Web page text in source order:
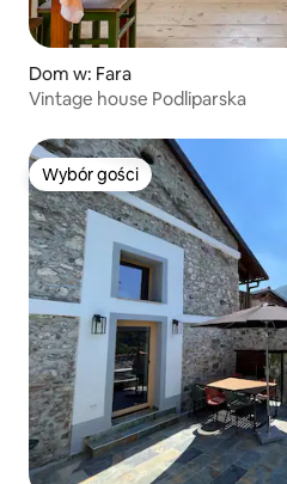
Dom w: Fara
Vintage house Podliparska
Wybór gości
Wybór gości